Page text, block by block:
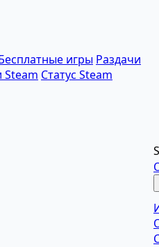
игры Раздачи
Steam Статус Steam